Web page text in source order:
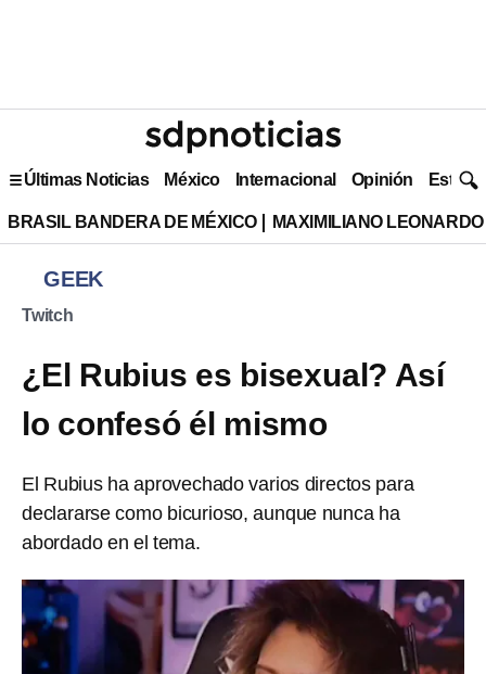
Últimas Noticias México Internacional Opinión Estilo
BRASIL BANDERA DE MÉXICO MAXIMILIANO
GEEK
Twitch
¿El Rubius es bisexual? Así
lo confesó él mismo
El Rubius ha aprovechado varios directos para
declararse como bicurioso, aunque nunca ha
abordado en el tema.